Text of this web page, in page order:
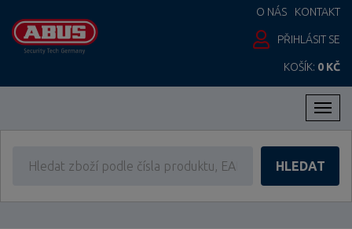
O NÁS KONTAKT
PŘIHLÁSIT SE
KOŠÍK: 0 KČ
HLEDAT